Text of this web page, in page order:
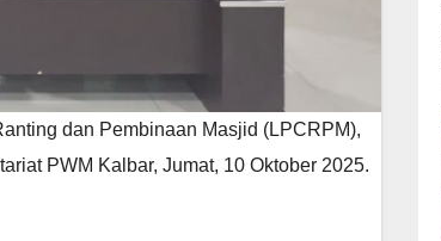
dan Pembinaan Masjid (LPCRPM),
PWM Kalbar, Jumat, 10 Oktober 2025.